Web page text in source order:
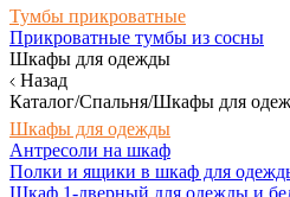
Тумбы прикроватные
Прикроватные тумбы из сосны
Шкафы для одежды
Назад
Каталог/Спальня/Шкафы для
Шкафы для одежды
Антресоли на шкаф
Полки и ящики в шкаф для
Шкаф 1-дверный для одежды и